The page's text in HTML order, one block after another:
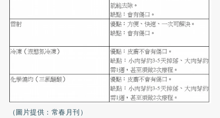
（圖片提供：常春月刊）